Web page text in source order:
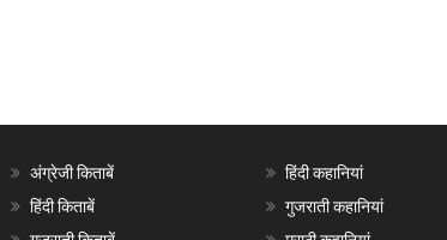
अंग्रेजी किताबें
हिंदी किताबें
हिंदी कहानियां
गुजराती कहानियां